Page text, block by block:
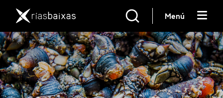
Menú